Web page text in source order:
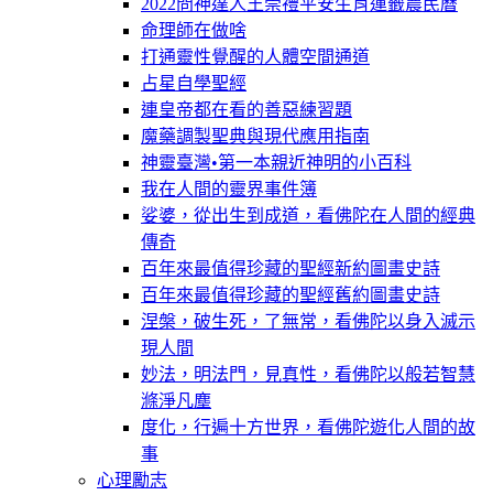
命理師在做啥
打通靈性覺醒的人體空間通道
占星自學聖經
連皇帝都在看的善惡練習題
魔藥調製聖典與現代應用指南
神靈臺灣•第一本親近神明的小百科
我在人間的靈界事件簿
娑婆，從出生到成道，看佛陀在人間的經典
傳奇
百年來最值得珍藏的聖經新約圖畫史詩
百年來最值得珍藏的聖經舊約圖畫史詩
涅槃，破生死，了無常，看佛陀以身入滅示
現人間
妙法，明法門，見真性，看佛陀以般若智慧
滌淨凡塵
度化，行遍十方世界，看佛陀遊化人間的故
事
心理勵志